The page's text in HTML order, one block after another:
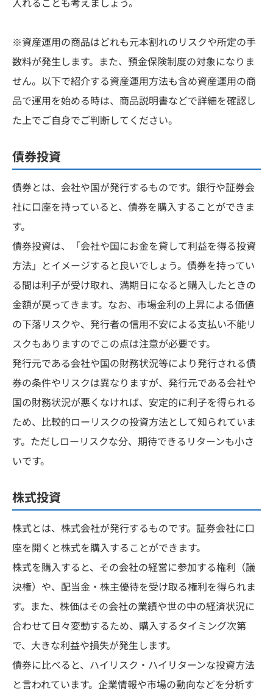
※資産運用の商品はどれも元本割れのリスクや所定の手
数料が発生します。また、預金保険制度の対象になりま
せん。以下で紹介する資産運用方法も含め資産運用の商
品で運用を始める時は、商品説明書などで詳細を確認し
た上でご自身でご判断してください。
債券投資
債券とは、会社や国が発行するものです。銀行や証券会
社に口座を持っていると、債券を購入することができま
す。
債券投資は、「会社や国にお金を貸して利益を得る投資
方法」とイメージすると良いでしょう。債券を持ってい
る間は利子が受け取れ、満期日になると購入したときの
金額が戻ってきます。なお、市場金利の上昇による価値
の下落リスクや、発行者の信用不安による支払い不能リ
スクもありますのでこの点は注意が必要です。
発行元である会社や国の財務状況等により発行される債
券の条件やリスクは異なりますが、発行元である会社や
国の財務状況が悪くなければ、安定的に利子を得られる
ため、比較的ローリスクの投資方法として知られていま
す。ただしローリスクな分、期待できるリターンも小さ
いです。
株式投資
株式とは、株式会社が発行するものです。証券会社に口
座を開くと株式を購入することができます。
株式を購入すると、その会社の経営に参加する権利（議
決権）や、配当金・株主優待を受け取る権利を得られま
す。また、株価はその会社の業績や世の中の経済状況に
合わせて日々変動するため、購入するタイミング次第
で、大きな利益や損失が発生します。
債券に比べると、ハイリスク・ハイリターンな投資方法
と言われています。企業情報や市場の動向などを分析す